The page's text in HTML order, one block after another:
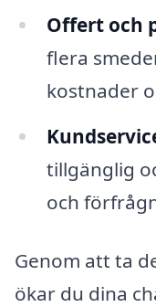
Offert och
flera
kostnader
tillgänglig
och
Genom att ta
ökar du dina